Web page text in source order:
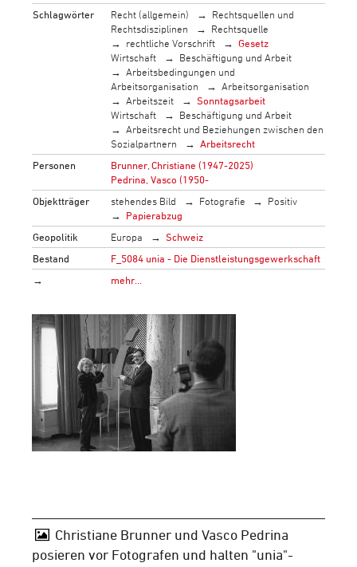
Schlagwörter
Recht (allgemein)
Rechtsquellen und
Rechtsdisziplinen
Rechtsquelle
rechtliche Vorschrift
Gesetz
Wirtschaft
Beschäftigung und Arbeit
Arbeitsbedingungen und
Arbeitsorganisation
Arbeitsorganisation
Arbeitszeit
Sonntagsarbeit
Wirtschaft
Beschäftigung und Arbeit
Arbeitsrecht und Beziehungen zwischen den
Sozialpartnern
Arbeitsrecht
Personen
Brunner, Christiane (1947-2025)
Pedrina, Vasco (1950-
Objektträger
stehendes Bild Fotografie
Positiv
Papierabzug
Geopolitik
Europa
Schweiz
Bestand
F_5084 unia - Die Dienstleistungsgewerkschaft
→
mehr…
Christiane Brunner und Vasco Pedrina
posieren vor Fotografen und halten "unia"-